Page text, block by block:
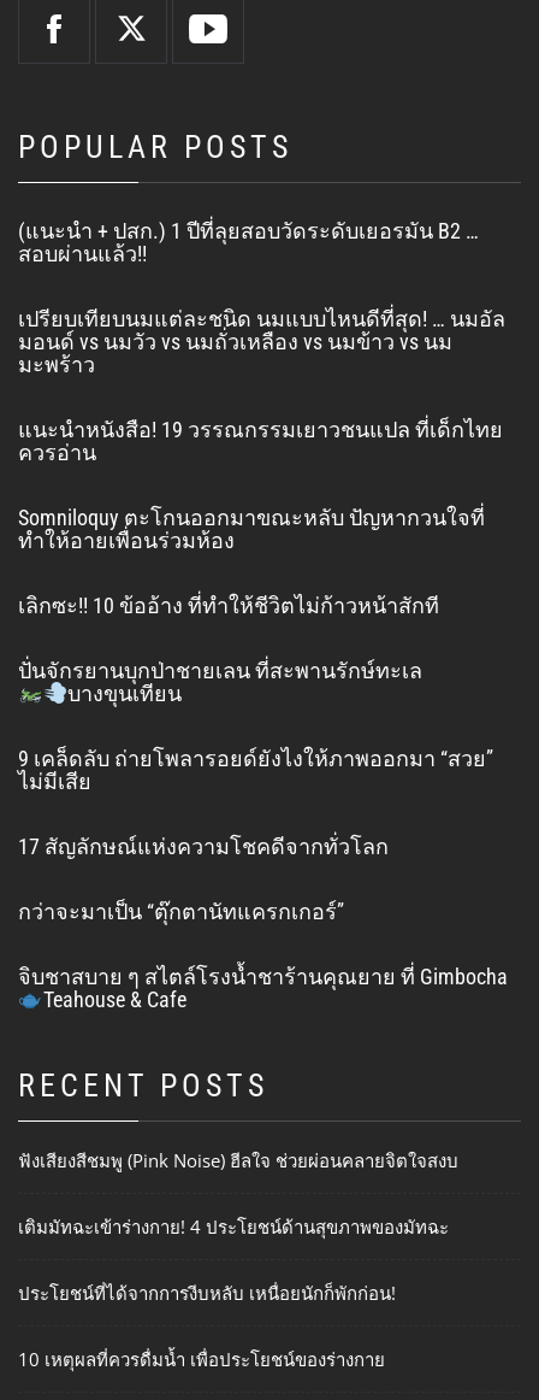
POPULAR POSTS
(แนะนำ + ปสก.) 1 ปีที่ลุยสอบวัดระดับเยอรมัน B2 …
สอบผ่านแล้ว!!
เปรียบเทียบนมแต่ละชนิด นมแบบไหนดีที่สุด! … นมอัล
มอนด์ vs นมวัว vs นมถั่วเหลือง vs นมข้าว vs นม
มะพร้าว
แนะนำหนังสือ! 19 วรรณกรรมเยาวชนแปล ที่เด็กไทย
ควรอ่าน
Somniloquy ตะโกนออกมาขณะหลับ ปัญหากวนใจที่
ทำให้อายเพื่อนร่วมห้อง
เลิกซะ!! 10 ข้ออ้าง ที่ทำให้ชีวิตไม่ก้าวหน้าสักที
ปั่นจักรยานบุกป่าชายเลน ที่สะพานรักษ์ทะเล
บางขุนเทียน
9 เคล็ดลับ ถ่ายโพลารอยด์ยังไงให้ภาพออกมา “สวย”
ไม่มีเสีย
17 สัญลักษณ์แห่งความโชคดีจากทั่วโลก
กว่าจะมาเป็น “ตุ๊กตานัทแครกเกอร์”
จิบชาสบาย ๆ สไตล์โรงน้ำชาร้านคุณยาย ที่ Gimbocha
Teahouse & Cafe
RECENT POSTS
ฟังเสียงสีชมพู (Pink Noise) ฮีลใจ ช่วยผ่อนคลายจิตใจสงบ
เติมมัทฉะเข้าร่างกาย! 4 ประโยชน์ด้านสุขภาพของมัทฉะ
ประโยชน์ที่ได้จากการงีบหลับ เหนื่อยนักก็พักก่อน!
10 เหตุผลที่ควรดื่มน้ำ เพื่อประโยชน์ของร่างกาย